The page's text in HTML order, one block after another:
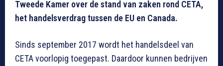
Tweede Kamer over de stand van zaken rond CETA,
het handelsverdrag tussen de EU en Canada.
Sinds september 2017 wordt het handelsdeel van
CETA voorlopig toegepast. Daardoor kunnen bedrijven